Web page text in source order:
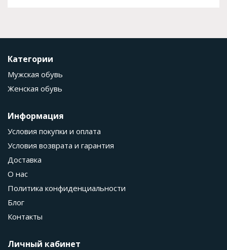
Категории
Мужская обувь
Женская обувь
Информация
Условия покупки и оплата
Условия возврата и гарантия
Доставка
О нас
Политика конфиденциальности
Блог
Контакты
Личный кабинет